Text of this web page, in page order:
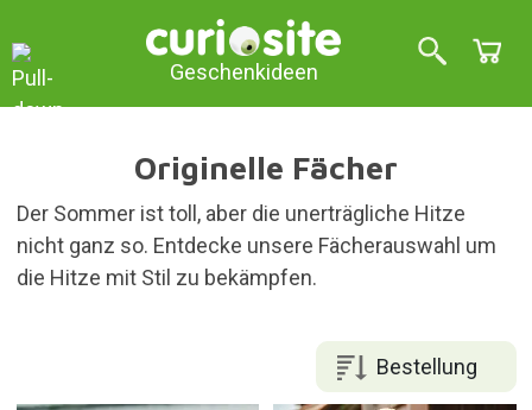
Geschenkideen
Originelle Fächer
Der Sommer ist toll, aber die unerträgliche Hitze
nicht ganz so. Entdecke unsere Fächerauswahl um
die Hitze mit Stil zu bekämpfen.
Bestellung